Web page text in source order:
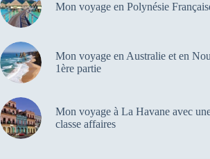
Mon voyage en Polynésie
Mon voyage en Australie et en
1ère partie
Mon voyage à La Havane avec
classe affaires